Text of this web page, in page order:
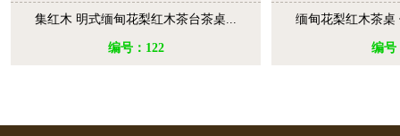
集红木 明式缅甸花梨红木茶台茶桌...
编号：122
缅甸花梨红木茶
编号